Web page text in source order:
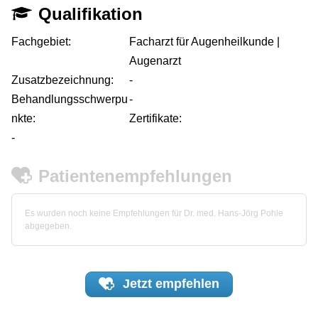
Qualifikation
Fachgebiet:
Facharzt für Augenheilkunde |
Augenarzt
Zusatzbezeichnung:
-
Behandlungsschwerpu
nkte:
-
Zertifikate:
-
Patientenempfehlungen
Es wurden noch keine Empfehlungen für Dr. med. Hans-Jörg Pohle
abgegeben.
Jetzt empfehlen